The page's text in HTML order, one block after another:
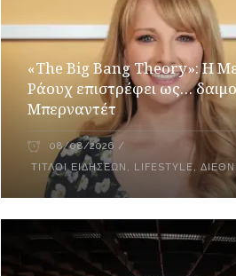
«The Big Bang Theory»: Η
Ράουχ επιστρέφει ως…
Μπερναντέτ
08/08/2026
ΤΊΤΛΟΙ ΕΙΔΉΣΕΩΝ , LIFESTYLE,